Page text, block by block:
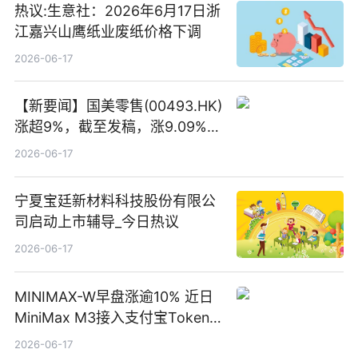
热议:生意社：2026年6月17日浙
江嘉兴山鹰纸业废纸价格下调
2026-06-17
【新要闻】国美零售(00493.HK)
涨超9%，截至发稿，涨9.09%，
报0.012港元，成交额37.26万港
2026-06-17
宁夏宝廷新材料科技股份有限公
司启动上市辅导_今日热议
2026-06-17
MINIMAX-W早盘涨逾10% 近日
MiniMax M3接入支付宝Token
Pay
2026-06-17